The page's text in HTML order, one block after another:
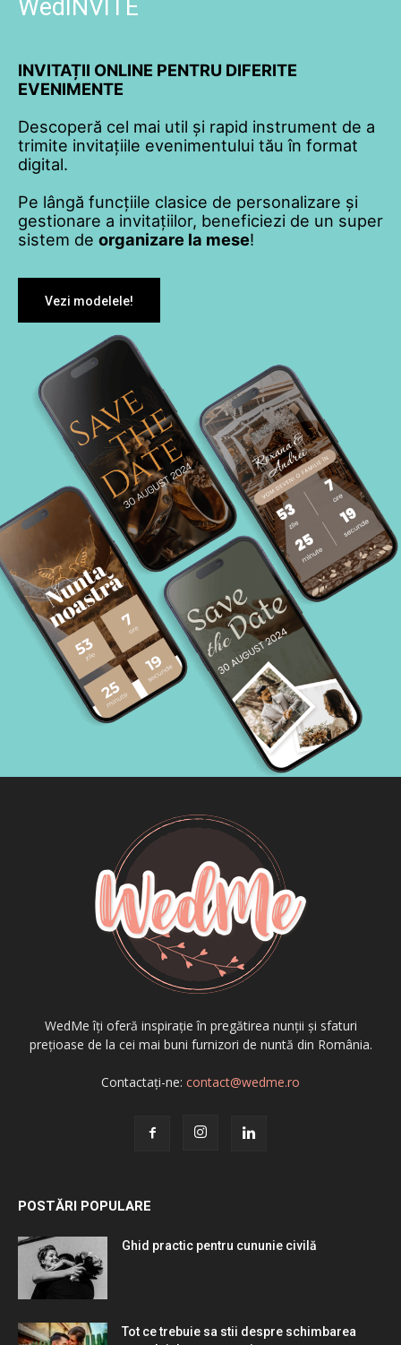
WedINVITE
INVITAȚII ONLINE PENTRU DIFERITE
EVENIMENTE
Descoperă cel mai util și rapid instrument de a
trimite invitațiile evenimentului tău în format
digital.
Pe lângă funcțiile clasice de personalizare și
gestionare a invitațiilor, beneficiezi de un super
sistem de organizare la mese!
Vezi modelele!
WedMe îți oferă inspirație în pregătirea nunții și sfaturi
prețioase de la cei mai buni furnizori de nuntă din România.
Contactați-ne: contact@wedme.ro
POSTĂRI POPULARE
Ghid practic pentru cununie civilă
Tot ce trebuie sa stii despre schimbarea